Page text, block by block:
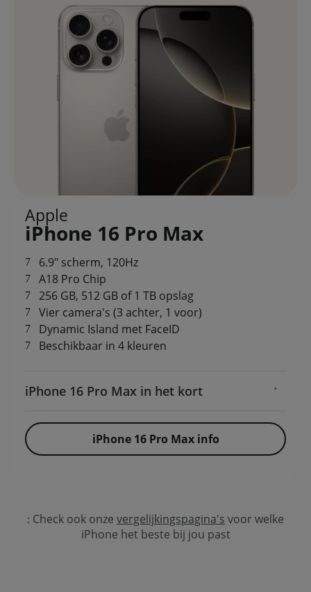
Apple
iPhone 16 Pro Max
6.9" scherm, 120Hz
A18 Pro Chip
256 GB, 512 GB of 1 TB opslag
Vier camera's (3 achter, 1 voor)
Dynamic Island met FaceID
Beschikbaar in 4 kleuren
iPhone 16 Pro Max in het kort
iPhone 16 Pro Max info
Check ook onze vergelijkingspagina's voor welke
iPhone het beste bij jou past